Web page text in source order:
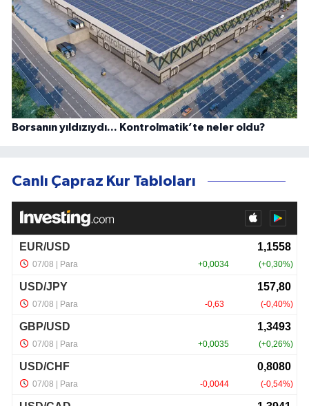
Borsanın yıldızıydı... Kontrolmatik’te neler oldu?
Canlı Çapraz Kur Tabloları